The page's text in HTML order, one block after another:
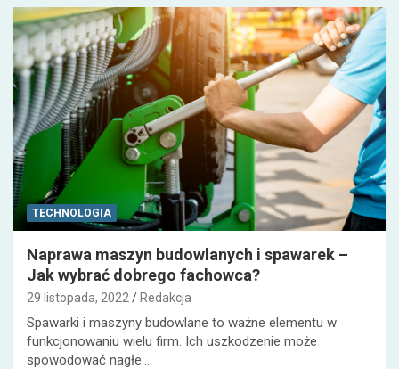
TECHNOLOGIA
Naprawa maszyn budowlanych i spawarek –
Jak wybrać dobrego fachowca?
29 listopada, 2022 Redakcja
Spawarki i maszyny budowlane to ważne elementu w
funkcjonowaniu wielu firm. Ich uszkodzenie może
spowodować nagłe…